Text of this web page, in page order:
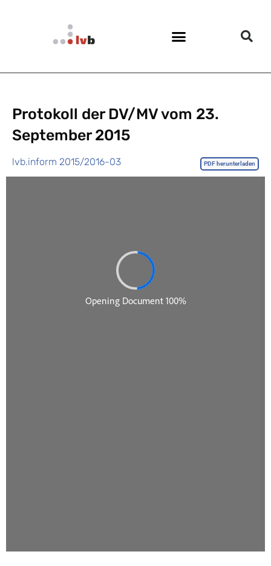
Protokoll der DV/MV vom 23.
September 2015
lvb.inform 2015/2016-03 PDF herunterladen